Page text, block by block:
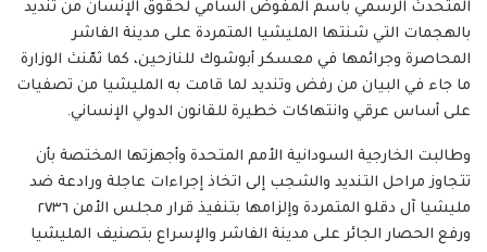
المتحدث الرسمي باسم المفوض السامي لحقوق الإنسان من تنديد
بالهجمات التي شنتها المليشيا المتمردة على مدينة الفاشر
المحاصرة وجرائمها في معسكر أبوشوك للنازحين، كما ثمّنث الوزارة
ما جاء في البيان من رفض وتنديد لما قامت به المليشيا من تصفيات
على أساس عرقي وانتهاكات خطيرة للقانون الدولي الإنساني.
وطالبت الخارجية السودانية الأمم المتحدة وأجهزتها المختصة بأن
تتجاوز مراحل التنديد والشجب إلى اتخاذ إجراءات عاجلة ورادعة ضد
مليشيا آل دقلو المتمردة وإلزامها بتنفيذ قرار مجلس الأمن ٢٧٣٦
ورفع الحصار الجائر على مدينة الفاشر والإسراع بتصنيف المليشيا